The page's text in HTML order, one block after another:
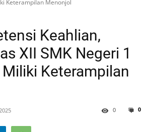
Keterampilan Menonjol
Keahlian,
XII SMK Negeri 1
Keterampilan
0
0